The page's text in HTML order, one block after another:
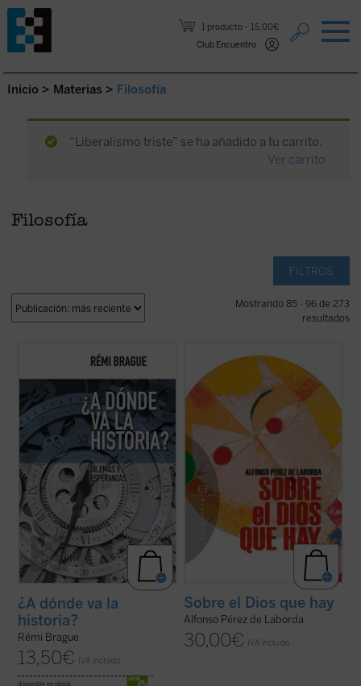
1 producto
15,00€
Club Encuentro
Saltar al contenido.
Inicio > Materias > Filosofía
“Liberalismo triste” se ha añadido a tu carrito.
Ver carrito
Filosofía
FILTROS
Mostrando 85 - 96 de 273
resultados
En este libro-entrevista Rémi Brague
realiza una aguda reflexión sobre cuál
hombre "posmoderno", quien considera
ingenuo todo intento de buscar en ella el
reflejo de un significado o los motivos para
... (ver ficha)
¿A dónde va la
historia?
Rémi Brague
13,50€ IVA incluido
disponible en ebook:
Lo que decimos en una una filosofía de la
carne sobre el Dios que hay, partiendo
siempre de un contexto de
experiencialidad, nos conduce a poder
decir que el mundo es creación, afirmando,
pues, un Dios creador. Pero esta mirada
nuestra nos ...(ver ficha)
Sobre el Dios que hay
Alfonso Pérez de Laborda
30,00€ IVA incluido